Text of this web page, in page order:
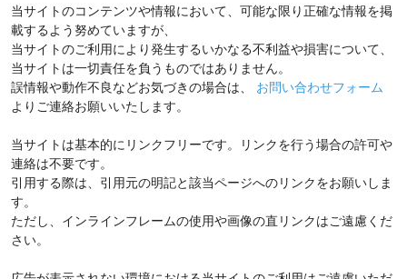
当サイトのコンテンツや情報において、可能な限り正確な情報を掲
載するよう努めていますが、
当サイトのご利用により発生するいかなる不利益や損害について、
当サイトは一切責任を負うものではありません。
誤情報や動作不良などお気づきの場合は、 お問い合わせフォーム
よりご連絡お願いいたします。
当サイトは基本的にリンクフリーです。リンクを行う場合の許可や
連絡は不要です。
引用する際は、引用元の明記と該当ページへのリンクをお願いしま
す。
ただし、インラインフレームの使用や画像の直リンクはご遠慮くだ
さい。